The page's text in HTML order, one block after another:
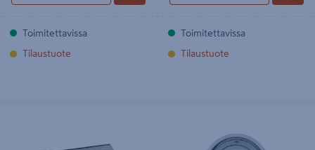
Toimitettavissa
Tilaustuote
Toimitettavissa
Tilaustuote